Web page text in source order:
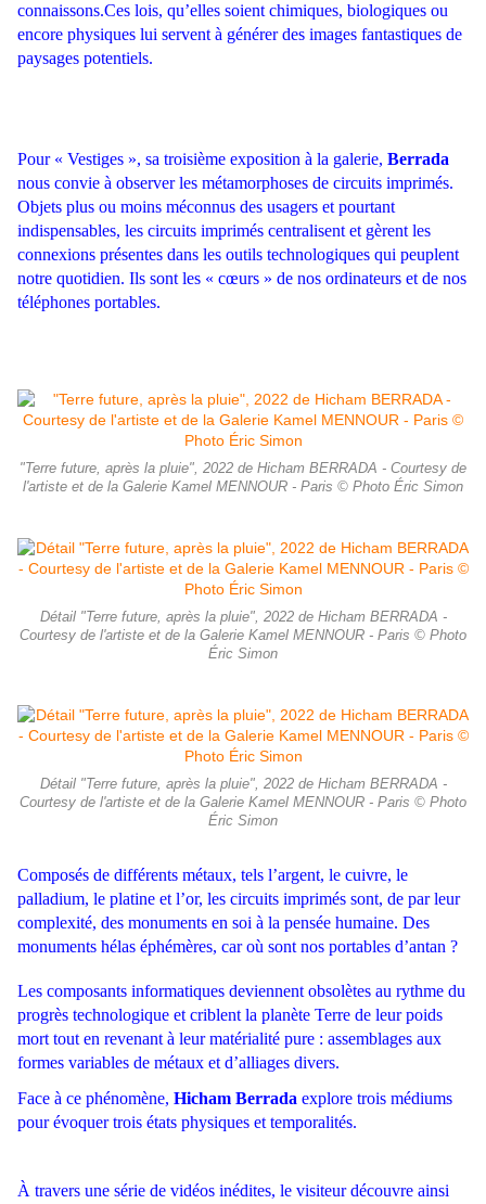
connaissons.Ces lois, qu’elles soient chimiques, biologiques ou
encore physiques lui servent à générer des images fantastiques de
paysages potentiels.
Pour « Vestiges », sa troisième exposition à la galerie, Berrada
nous convie à observer les métamorphoses de circuits imprimés.
Objets plus ou moins méconnus des usagers et pourtant
indispensables, les circuits imprimés centralisent et gèrent les
connexions présentes dans les outils technologiques qui peuplent
notre quotidien. Ils sont les « cœurs » de nos ordinateurs et de nos
téléphones portables.
"Terre future, après la pluie", 2022 de Hicham BERRADA - Courtesy de
l'artiste et de la Galerie Kamel MENNOUR - Paris © Photo Éric Simon
Détail "Terre future, après la pluie", 2022 de Hicham BERRADA -
Courtesy de l'artiste et de la Galerie Kamel MENNOUR - Paris © Photo
Éric Simon
Détail "Terre future, après la pluie", 2022 de Hicham BERRADA -
Courtesy de l'artiste et de la Galerie Kamel MENNOUR - Paris © Photo
Éric Simon
Composés de différents métaux, tels l’argent, le cuivre, le
palladium, le platine et l’or, les circuits imprimés sont, de par leur
complexité, des monuments en soi à la pensée humaine. Des
monuments hélas éphémères, car où sont nos portables d’antan ?
Les composants informatiques deviennent obsolètes au rythme du
progrès technologique et criblent la planète Terre de leur poids
mort tout en revenant à leur matérialité pure : assemblages aux
formes variables de métaux et d’alliages divers.
Face à ce phénomène, Hicham Berrada explore trois médiums
pour évoquer trois états physiques et temporalités.
À travers une série de vidéos inédites, le visiteur découvre ainsi